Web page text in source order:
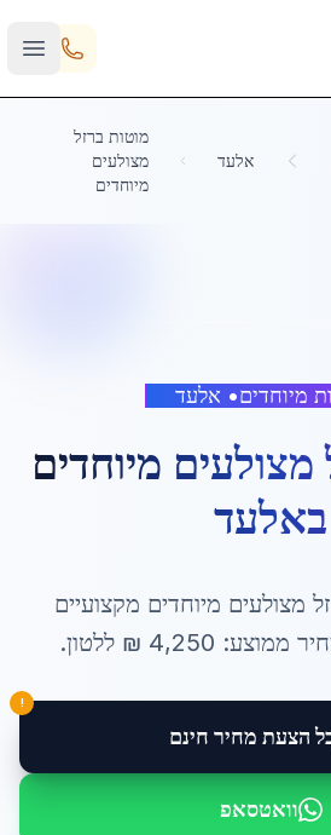
אלעד
מוטות ברזל
מצולעים
מיוחדים
מיוחדים• אלעד
מצולעים מיוחדים
באלעד
מצולעים מיוחדים מקצועיים
ממוצע: 4,250 ₪ ללטון.
הצעת מחיר חינם
!
וואטסאפ